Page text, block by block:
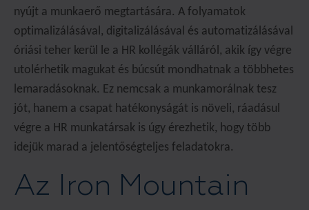
nyújt a munkaerő megtartására. A folyamatok
optimalizálásával, digitalizálásával és automatizálásával
óriási teher kerül le a HR kollégák válláról, akik így végre
utolérhetik magukat és búcsút mondhatnak a többhetes
lemaradásoknak. Ez nemcsak a munkamorálnak tesz
jót, hanem a csapat hatékonyságát is növeli, ráadásul
végre a HR munkatársak is úgy érezhetik, hogy több
idejük marad a jelentőségteljes feladatokra.
Az Iron Mountain